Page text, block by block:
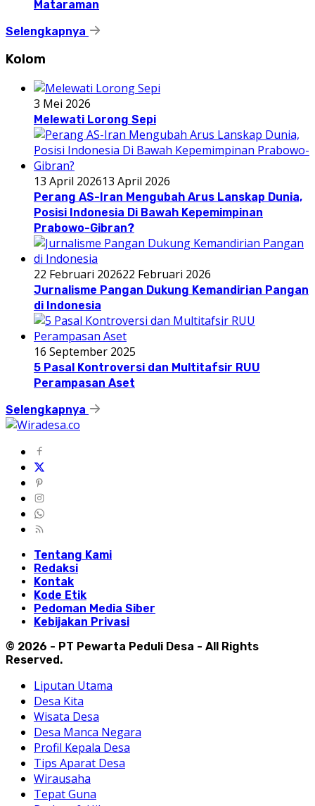
Mataraman
Selengkapnya
Kolom
3 Mei 2026
Melewati Lorong Sepi
13 April 202613 April 2026
Perang AS-Iran Mengubah Arus Lanskap Dunia,
Posisi Indonesia Di Bawah Kepemimpinan
Prabowo-Gibran?
22 Februari 202622 Februari 2026
Jurnalisme Pangan Dukung Kemandirian Pangan
di Indonesia
16 September 2025
5 Pasal Kontroversi dan Multitafsir RUU
Perampasan Aset
Selengkapnya
Tentang Kami
Redaksi
Kontak
Kode Etik
Pedoman Media Siber
Kebijakan Privasi
© 2026 - PT Pewarta Peduli Desa - All Rights
Reserved.
Liputan Utama
Desa Kita
Wisata Desa
Desa Manca Negara
Profil Kepala Desa
Tips Aparat Desa
Wirausaha
Tepat Guna